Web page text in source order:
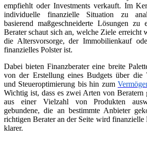
empfiehlt oder Investments verkauft. Im
individuelle finanzielle Situation zu
basierend maßgeschneiderte Lösungen
Berater schaut sich an, welche Ziele erreicht
die Altersvorsorge, der Immobilienkauf
finanzielles Polster ist.
Dabei bieten Finanzberater eine breite
von der Erstellung eines Budgets über die
und Steueroptimierung bis hin zum
Wichtig ist, dass es zwei Arten von Beratern
aus einer Vielzahl von Produkten
gebundene, die an bestimmte Anbieter
richtigen Berater an der Seite wird finanzielle
klarer.